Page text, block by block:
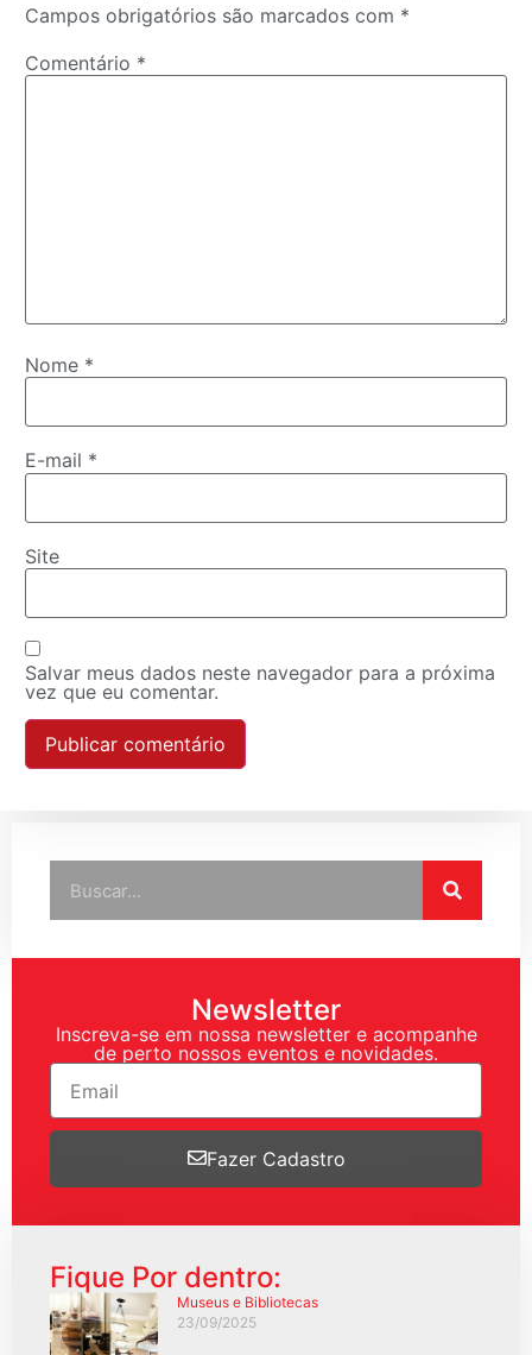
Campos obrigatórios são marcados com *
Comentário *
Nome *
E-mail *
Site
Salvar meus dados neste navegador para a próxima
vez que eu comentar.
Newsletter
Inscreva-se em nossa newsletter e acompanhe
de perto nossos eventos e novidades.
Fazer Cadastro
Fique Por dentro:
Museus e Bibliotecas
23/09/2025